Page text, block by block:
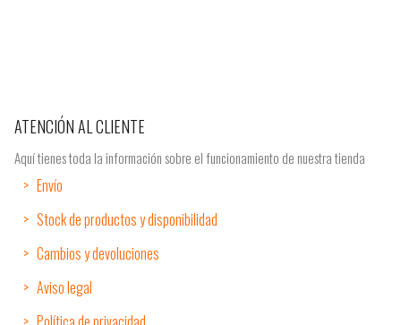
ATENCIÓN AL CLIENTE
Aquí tienes toda la información sobre el funcionamiento de nuestra tienda
Envío
Stock de productos y disponibilidad
Cambios y devoluciones
Aviso legal